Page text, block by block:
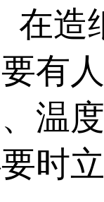
在造
有
温
时